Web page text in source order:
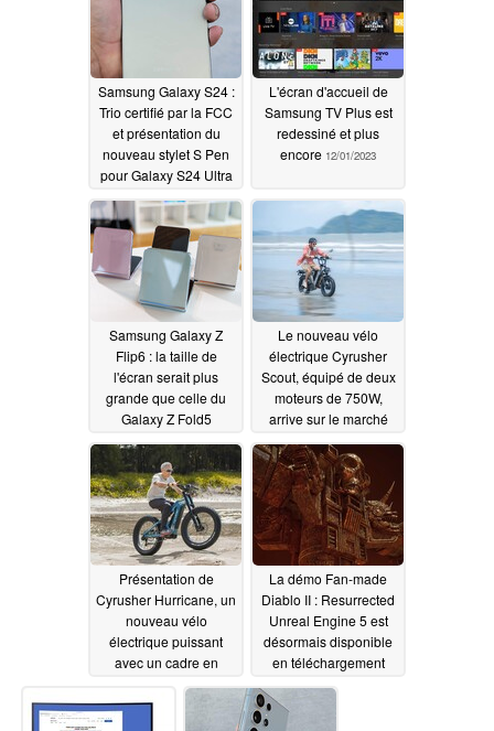
Samsung Galaxy S24 :
Trio certifié par la FCC
et présentation du
nouveau stylet S Pen
pour Galaxy S24 Ultra
12/02/2023
L'écran d'accueil de
Samsung TV Plus est
redessiné et plus
encore 12/01/2023
Samsung Galaxy Z
Flip6 : la taille de
l'écran serait plus
grande que celle du
Galaxy Z Fold5
11/30/2023
Le nouveau vélo
électrique Cyrusher
Scout, équipé de deux
moteurs de 750W,
arrive sur le marché
11/30/2023
Présentation de
Cyrusher Hurricane, un
nouveau vélo
électrique puissant
avec un cadre en
11/30/2023
La démo Fan-made
Diablo II : Resurrected
Unreal Engine 5 est
désormais disponible
en téléchargement
11/30/2023